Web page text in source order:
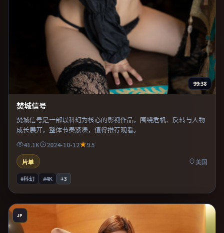
99:38
焚城信号
焚城信号是一部以科幻为核心的影视作品，围绕危机、反转与人物
成长展开，整体节奏紧凑，值得推荐观看。
41.1K 2024-10-12
9.5
片单
美国
#科幻 #4K +3
JP